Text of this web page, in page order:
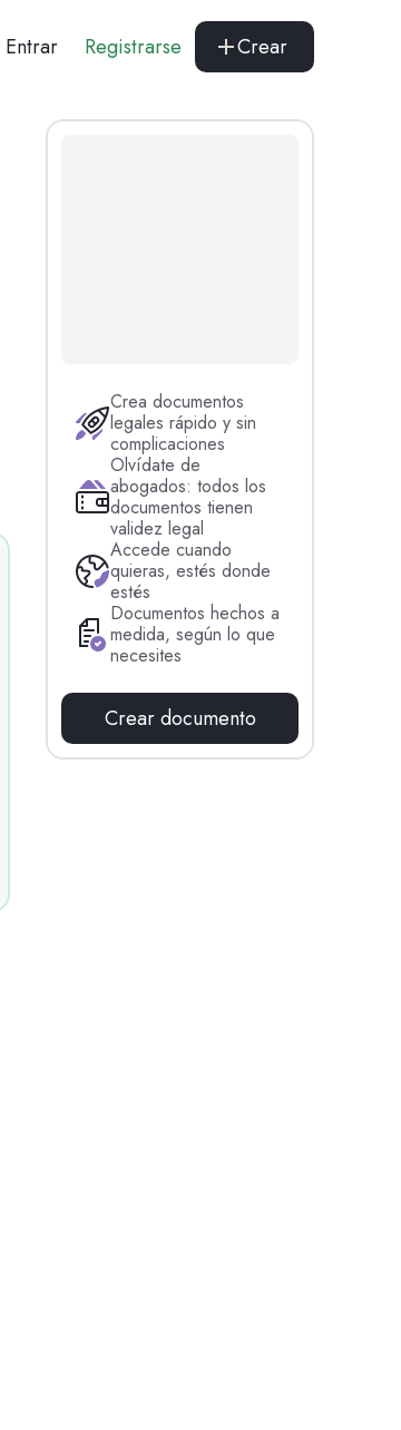
Entrar Registrarse Crear
Crea documentos
legales rápido y sin
complicaciones
Olvídate de
abogados: todos los
documentos tienen
validez legal
Accede cuando
quieras, estés donde
estés
Documentos hechos a
medida, según lo que
necesites
Crear documento